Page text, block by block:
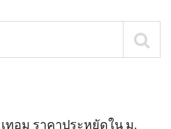
ทอม ราคาประหยัดใน ม.